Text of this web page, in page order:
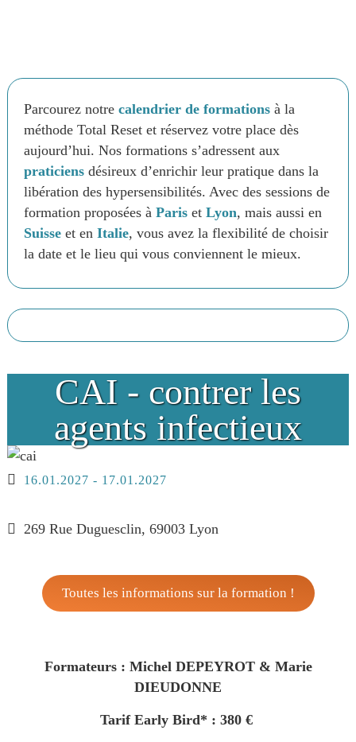
Parcourez notre calendrier de formationsà la
méthode Total Reset et réservez votre place dès
aujourd’hui. Nos formations s’adressent aux
praticiens désireux d’enrichir leur pratique dans la
libération des hypersensibilités. Avec des sessions de
formation proposées àPariset Lyon, mais aussi en
Suisseet en Italie, vous avez la flexibilité de choisir
la date et le lieu qui vous conviennent le mieux.
CAI - contrer les
agents infectieux
16.01.2027 - 17.01.2027
269 Rue Duguesclin, 69003 Lyon
Toutes les informations sur la formation !
Formateurs : Michel DEPEYROT & Marie
DIEUDONNE
Tarif Early Bird* : 380 €